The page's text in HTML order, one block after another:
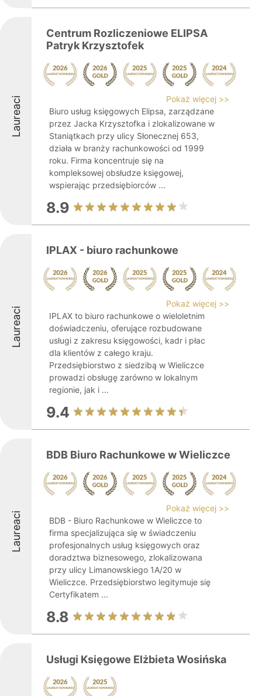
Laureaci
Centrum Rozliczeniowe ELIPSA
Patryk Krzysztofek
Pokaż więcej >>
Biuro usług księgowych Elipsa, zarządzane
przez Jacka Krzysztofka i zlokalizowane w
Staniątkach przy ulicy Słonecznej 653,
działa w branży rachunkowości od 1999
roku. Firma koncentruje się na
kompleksowej obsłudze księgowej,
wspierając przedsiębiorców ...
8.9
Laureaci
IPLAX - biuro rachunkowe
Pokaż więcej >>
IPLAX to biuro rachunkowe o wieloletnim
doświadczeniu, oferujące rozbudowane
usługi z zakresu księgowości, kadr i płac
dla klientów z całego kraju.
Przedsiębiorstwo z siedzibą w Wieliczce
prowadzi obsługę zarówno w lokalnym
regionie, jak i ...
9.4
Laureaci
BDB Biuro Rachunkowe w Wieliczce
Pokaż więcej >>
BDB - Biuro Rachunkowe w Wieliczce to
firma specjalizująca się w świadczeniu
profesjonalnych usług księgowych oraz
doradztwa biznesowego, zlokalizowana
przy ulicy Limanowskiego 1A/20 w
Wieliczce. Przedsiębiorstwo legitymuje się
Certyfikatem ...
8.8
Usługi Księgowe Elżbieta Wosińska